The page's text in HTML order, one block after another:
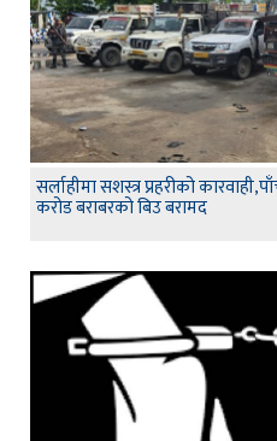
सर्लाहीमा सशस्त्र प्रहरीको
करोड बराबरको बिउ बरामद